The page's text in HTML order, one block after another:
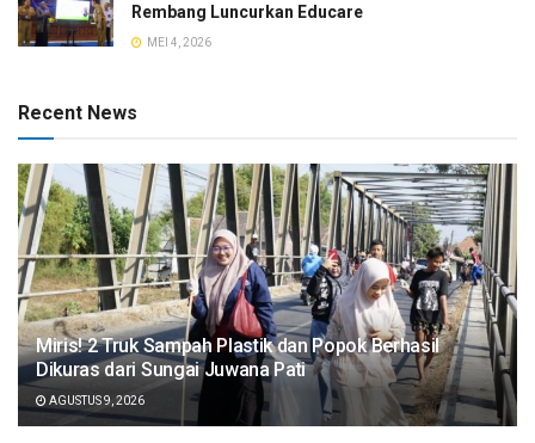
Rembang Luncurkan Educare
MEI 4, 2026
Recent News
​Miris! 2 Truk Sampah Plastik dan Popok Berhasil
Dikuras dari Sungai Juwana Pati
AGUSTUS 9, 2026